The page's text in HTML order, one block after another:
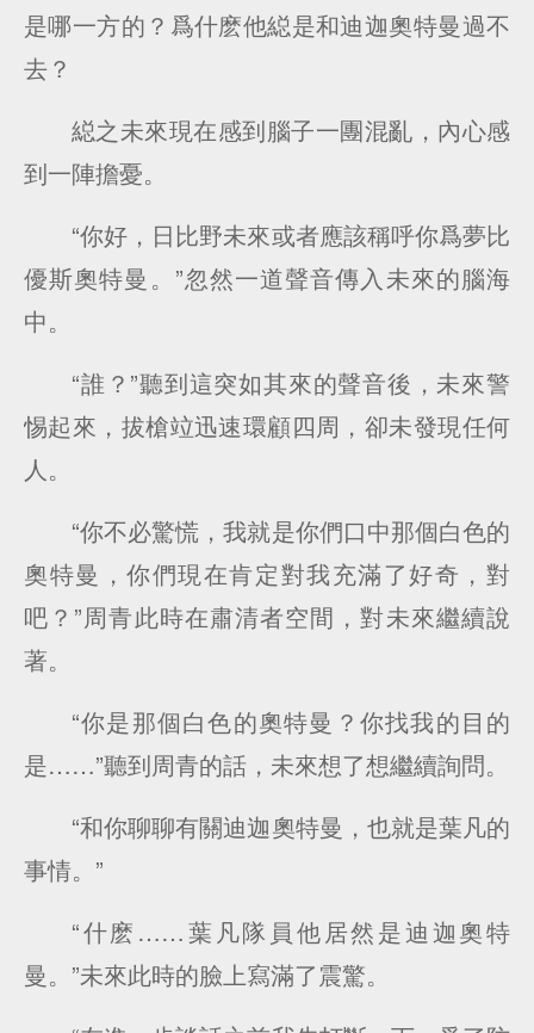
是哪一方的？爲什麽他縂是和迪迦奧特曼過不
去？
縂之未來現在感到腦子一團混亂，內心感
到一陣擔憂。
“你好，日比野未來或者應該稱呼你爲夢比
優斯奧特曼。”忽然一道聲音傳入未來的腦海
中。
“誰？”聽到這突如其來的聲音後，未來警
惕起來，拔槍竝迅速環顧四周，卻未發現任何
人。
“你不必驚慌，我就是你們口中那個白色的
奧特曼，你們現在肯定對我充滿了好奇，對
吧？”周青此時在肅清者空間，對未來繼續說
著。
“你是那個白色的奧特曼？你找我的目的
是……”聽到周青的話，未來想了想繼續詢問。
“和你聊聊有關迪迦奧特曼，也就是葉凡的
事情。”
“什麽……葉凡隊員他居然是迪迦奧特
曼。”未來此時的臉上寫滿了震驚。